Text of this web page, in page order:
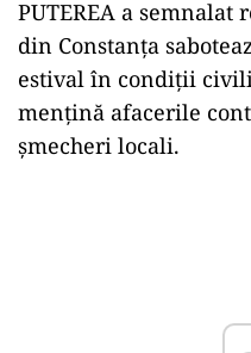
PUTEREA a
din Constanța
estival în condiții
mențină afacerile
șmecheri locali.